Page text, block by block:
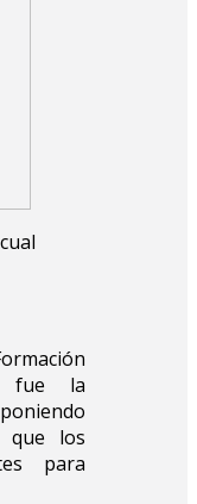
fue la
que los
para